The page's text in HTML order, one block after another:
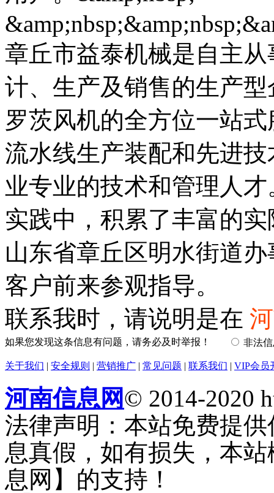
章丘市益泰机械是自主
计、生产及销售的生产
罗茨风机的全方位一站
流水线生产装配和先进
业专业的技术和管理人
实践中，积累了丰富的
山东省章丘区明水街道
客户前来参观指导。
联系我时，请说明是在
如果您发现这条信息有问题，请务必及时举报！ 非法
关于我们 | 安全规则 | 营销推广 | 常见问题 | 联系我们 | VIP会员
河南信息网© 2014-2020
法律声明：本站免费提
息真假，如有损失，本
息网】的支持！